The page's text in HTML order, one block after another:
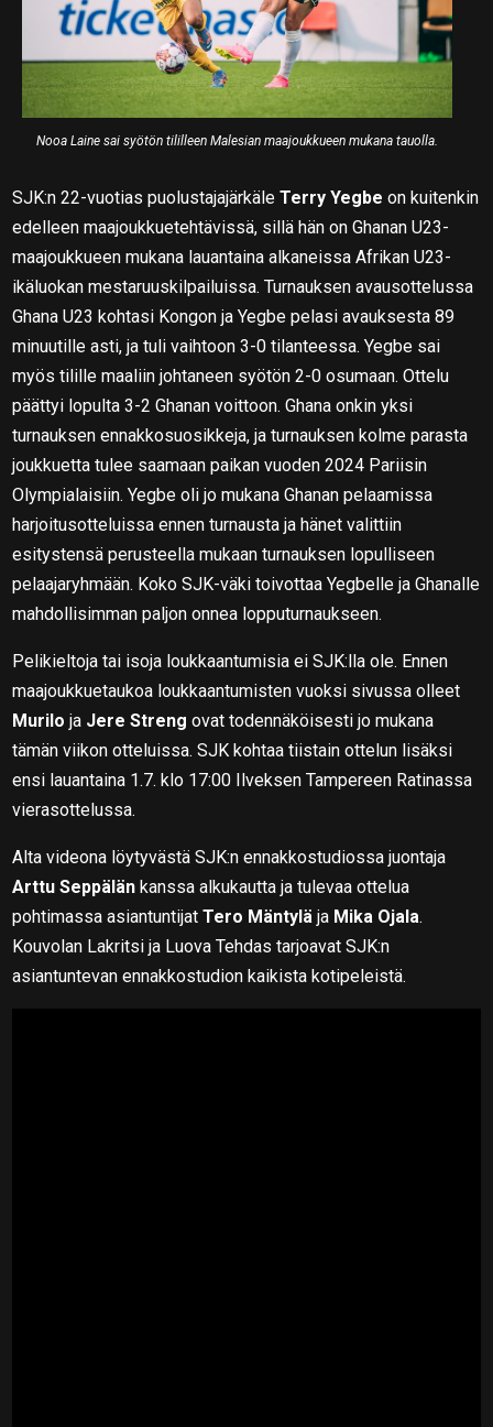
Nooa Laine sai syötön tililleen Malesian maajoukkueen mukana tauolla.
SJK:n 22-vuotias puolustajajärkäleTerry Yegbe on kuitenkin
edelleen maajoukkuetehtävissä, sillä hän on Ghanan U23-
maajoukkueen mukana lauantaina alkaneissa Afrikan U23-
ikäluokan mestaruuskilpailuissa. Turnauksen avausottelussa
Ghana U23 kohtasi Kongon ja Yegbe pelasi avauksesta 89
minuutille asti, ja tuli vaihtoon 3-0 tilanteessa. Yegbe sai
myös tilille maaliin johtaneen syötön 2-0 osumaan. Ottelu
päättyi lopulta 3-2 Ghanan voittoon. Ghana onkin yksi
turnauksen ennakkosuosikkeja, ja turnauksen kolme parasta
joukkuetta tulee saamaan paikan vuoden 2024 Pariisin
Olympialaisiin. Yegbe oli jo mukana Ghanan pelaamissa
harjoitusotteluissa ennen turnausta ja hänet valittiin
esitystensä perusteella mukaan turnauksen lopulliseen
pelaajaryhmään. Koko SJK-väki toivottaa Yegbelle ja Ghanalle
mahdollisimman paljon onnea lopputurnaukseen.
Pelikieltoja tai isoja loukkaantumisia ei SJK:lla ole. Ennen
maajoukkuetaukoa loukkaantumisten vuoksi sivussa olleet
Murilo ja Jere Streng ovat todennäköisesti jo mukana
tämän viikon otteluissa. SJK kohtaa tiistain ottelun lisäksi
ensi lauantaina 1.7. klo 17:00 Ilveksen Tampereen Ratinassa
vierasottelussa.
Alta videona löytyvästä SJK:n ennakkostudiossa juontaja
Arttu Seppälän kanssa alkukautta ja tulevaa ottelua
pohtimassa asiantuntijatTero Mäntylä ja Mika Ojala.
Kouvolan Lakritsi ja Luova Tehdas tarjoavat SJK:n
asiantuntevan ennakkostudion kaikista kotipeleistä.